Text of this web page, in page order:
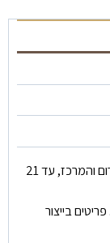
פריטים הקיימים במלאי עד 7 ימי עסקים באזור הדרום והמרכז, עד 21
60 ל 120 ימי עסקים. פריטים בייצור